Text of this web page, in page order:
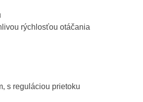
rýchlosťou otáčania
s reguláciou prietoku